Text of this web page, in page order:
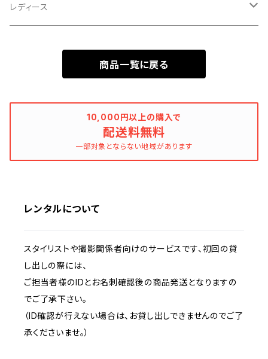
ネクタイ・ボウタイ・チーフ
レディース
商品一覧に戻る
10,000円以上の購入で
配送料無料
一部対象とならない地域があります
レンタルについて
スタイリストや撮影関係者向けのサービスです、初回の貸
し出しの際には、
ご担当者様のIDとお名刺確認後の商品発送となりますの
でご了承下さい。
（ID確認が行えない場合は、お貸し出しできませんのでご了
承くださいませ。）